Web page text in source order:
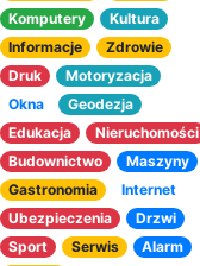
Komputery
Kultura
Informacje
Zdrowie
Druk
Motoryzacja
Okna
Geodezja
Edukacja
Nieruchomości
Budownictwo
Maszyny
Gastronomia
Internet
Ubezpieczenia
Drzwi
Sport
Serwis
Alarm